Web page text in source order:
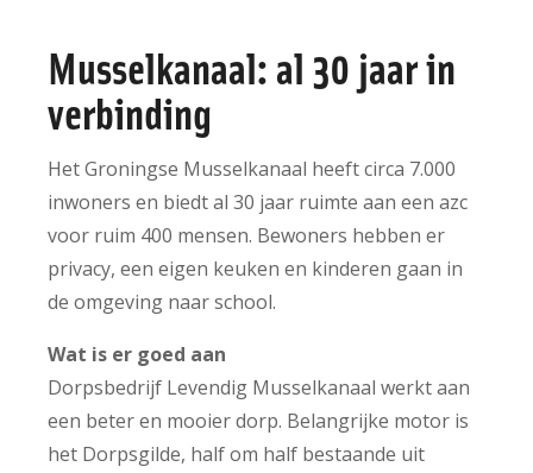
Musselkanaal: al 30 jaar in
verbinding
Het Groningse Musselkanaal heeft circa 7.000
inwoners en biedt al 30 jaar ruimte aan een azc
voor ruim 400 mensen. Bewoners hebben er
privacy, een eigen keuken en kinderen gaan in
de omgeving naar school.
Wat is er goed aan
Dorpsbedrijf Levendig Musselkanaal werkt aan
een beter en mooier dorp. Belangrijke motor is
het Dorpsgilde, half om half bestaande uit